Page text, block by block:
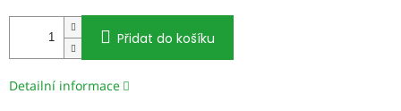
Přidat do košíku
Detailní informace